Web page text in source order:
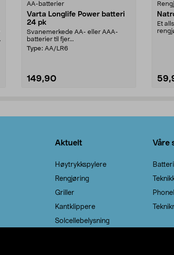
AA-batterier
Varta Longlife Power batteri
24 pk
Svanemerkede AA- eller AAA-
batterier til fjer...
Type: AA/LR6
149,90
Et
Aktuelt
Høytrykkspylere
Rengjøring
Griller
Kantklippere
Solcellebelysning
Våre